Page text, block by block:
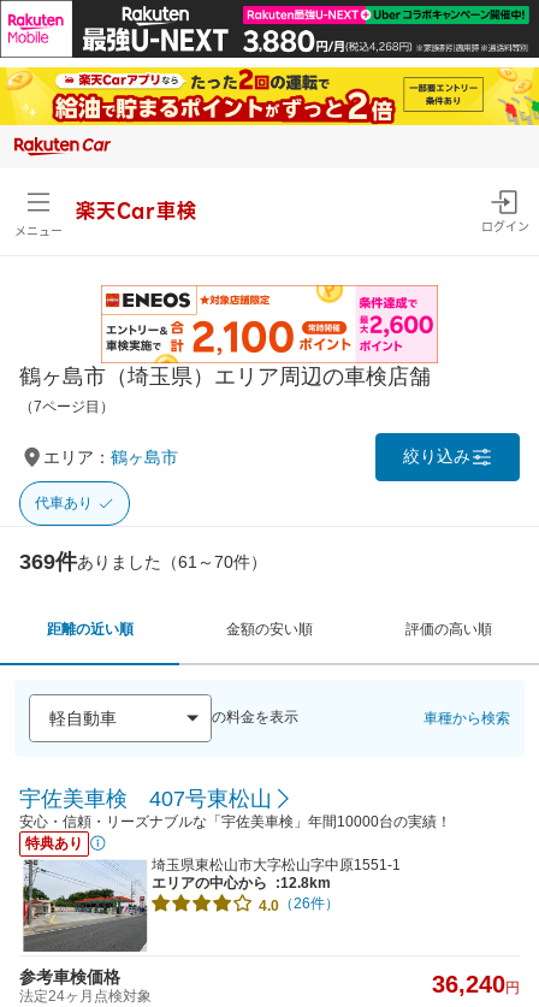
メニュー
楽天Car車検
ログイン
鶴ヶ島市（埼玉県）エリア周辺の車検店舗
（7ページ目）
エリア： 鶴ヶ島市 絞り込み
代車あり
369件ありました（61～70件）
距離の近い順 金額の安い順 評価の高い順
の料金を表示 車種から検索
宇佐美車検 407号東松山
安心・信頼・リーズナブルな「宇佐美車検」年間10000台の実績！
特典あり
埼玉県東松山市大字松山字中原1551-1
エリアの中心から
:12.8km
4.0 （26件）
参考車検価格
法定24ヶ月点検対象 36,240円